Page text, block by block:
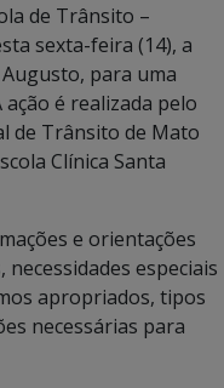
de Trânsito –
sexta-feira (14), a
para uma
ação é realizada pelo
de Trânsito de Mato
Clínica Santa
e orientações
especiais
apropriados, tipos
necessárias para